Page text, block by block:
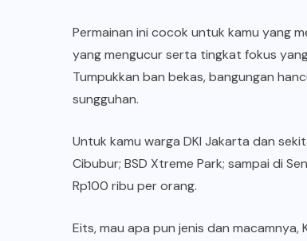
Permainan ini cocok untuk kamu yang
yang mengucur serta tingkat fokus
Tumpukkan ban bekas, bangungan
sungguhan.
Untuk kamu warga DKI Jakarta dan
Cibubur; BSD Xtreme Park; sampai di
Rp100 ribu per orang.
Eits, mau apa pun jenis dan macamnya,